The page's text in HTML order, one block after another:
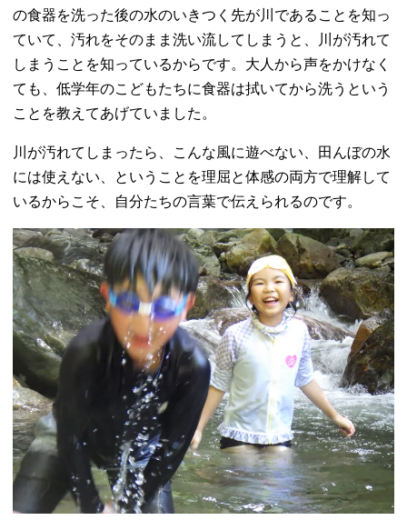
の食器を洗った後の水のいきつく先が川であることを知っ
ていて、汚れをそのまま洗い流してしまうと、川が汚れて
しまうことを知っているからです。大人から声をかけなく
ても、低学年のこどもたちに食器は拭いてから洗うという
ことを教えてあげていました。
川が汚れてしまったら、こんな風に遊べない、田んぼの水
には使えない、ということを理屈と体感の両方で理解して
いるからこそ、自分たちの言葉で伝えられるのです。